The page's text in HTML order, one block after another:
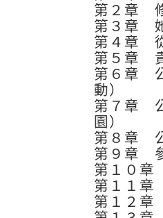
第２章
第３章
第４章
第５章
第６章
動）
第７章
園）
第８章
第９章
第１０章
第１１
第１２